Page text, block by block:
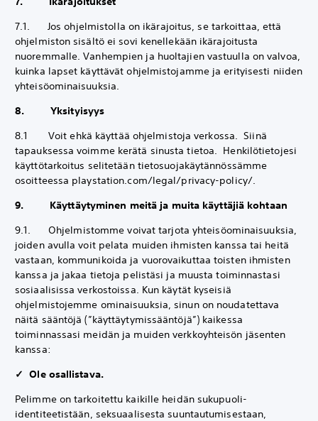
7.1. Jos ohjelmistolla on ikärajoitus, se tarkoittaa, että
ohjelmiston sisältö ei sovi kenellekään ikärajoitusta
nuoremmalle. Vanhempien ja huoltajien vastuulla on valvoa,
kuinka lapset käyttävät ohjelmistojamme ja erityisesti niiden
yhteisöominaisuuksia.
8. Yksityisyys
8.1 Voit ehkä käyttää ohjelmistoja verkossa. Siinä
tapauksessa voimme kerätä sinusta tietoa. Henkilötietojesi
käyttötarkoitus selitetään tietosuojakäytännössämme
osoitteessa playstation.com/legal/privacy-policy/.
9. Käyttäytyminen meitä ja muita käyttäjiä kohtaan
9.1. Ohjelmistomme voivat tarjota yhteisöominaisuuksia,
joiden avulla voit pelata muiden ihmisten kanssa tai heitä
vastaan, kommunikoida ja vuorovaikuttaa toisten ihmisten
kanssa ja jakaa tietoja pelistäsi ja muusta toiminnastasi
sosiaalisissa verkostoissa. Kun käytät kyseisiä
ohjelmistojemme ominaisuuksia, sinun on noudatettava
näitä sääntöjä (”käyttäytymissääntöjä”) kaikessa
toiminnassasi meidän ja muiden verkkoyhteisön jäsenten
kanssa:
✓ Ole osallistava.
Pelimme on tarkoitettu kaikille heidän sukupuoli-
identiteetistään, seksuaalisesta suuntautumisestaan,